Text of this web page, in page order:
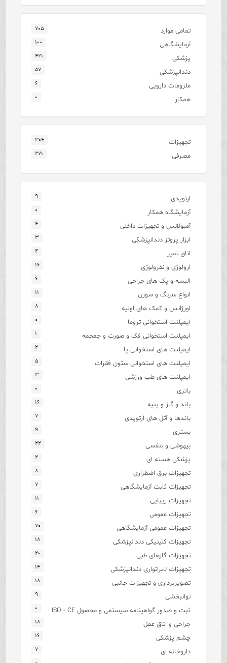
تمامی موارد ۷۰۵
آزمایشگاهی ۱۰۰
پزشکی ۴۲۱
دندانپزشکی ۵۷
ملزومات دارویی ۶
همکار ۰
تجهیزات ۳۰۴
مصرفی ۲۷۱
ارتوپدی ۹
آزمایشگاه همکار ۰
آمبولانس و تجهیزات داخلی ۴
ابزار پروتز دندانپزشکی ۳
اتاق تمیز ۴
ارولوژی و نفرولوژی ۱۶
البسه و پک های جراحی ۶
انواع سرنگ و سوزن ۱۱
اورژانس و کمک های اولیه ۸
ایمپلنت استخوانی تروما ۰
ایمپلنت استخوانی فک و صورت و جمجمه ۱
ایمپلنت های استخوانی پا ۲
ایمپلنت های استخوانی ستون فقرات ۵
ایمپلنت های طب ورزشی ۳
باتری ۰
باند و گاز و پنبه ۱۶
باندها و آتل های ارتوپدی ۷
بستری ۹
بیهوشی و تنفسی ۲۲
پزشکی هسته ای ۲
تجهیزات برق اضطراری ۸
تجهیزات ثابت آزمایشگاهی ۷
تجهیزات زیبایی ۱۱
تجهیزات عمومی ۶
تجهیزات عمومی آزمایشگاهی ۷۰
تجهیزات کلینیکی دندانپزشکی ۱۸
تجهیزات گازهای طبی ۲۰
تجهیزات لابراتواری دندانپزشکی ۱۴
تصویربرداری و تجهیزات جانبی ۱۸
توانبخشی ۹
ثبت و صدور گواهینامه سیستمی و محصول ISO - CE ۰
جراحی و اتاق عمل ۱۸
چشم پزشکی ۱۶
داروخانه ای ۷